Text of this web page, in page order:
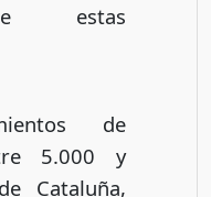
estas
de
5.000 y
Cataluña,